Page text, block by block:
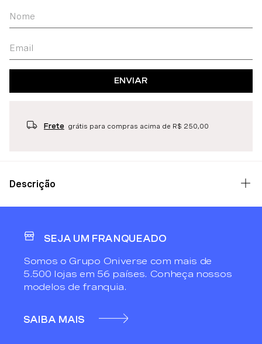
ENVIAR
Frete grátis para compras acima de R$ 250,00
Descrição
SEJA UM FRANQUEADO
Somos o Grupo Oniverse com mais de
5.500 lojas em 56 países. Conheça nossos
modelos de franquia.
SAIBA MAIS